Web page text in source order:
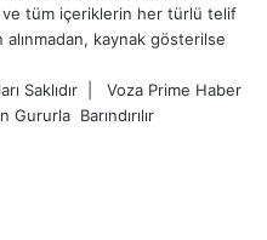
ve tüm içeriklerin her türlü telif
kaynak gösterilse
Saklıdır | Voza Prime Haber
Gururla Barındırılır